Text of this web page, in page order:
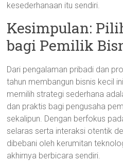
kesederhanaan itu sendiri.
Kesimpulan:
bagi Pemilik
Dari pengalaman pribadi dan
tahun membangun bisnis kecil
memilih strategi sederhana
dan praktis bagi pengusaha
sekalipun. Dengan berfokus
selaras serta interaksi otentik
dibebani oleh kerumitan
akhirnya berbicara sendiri.